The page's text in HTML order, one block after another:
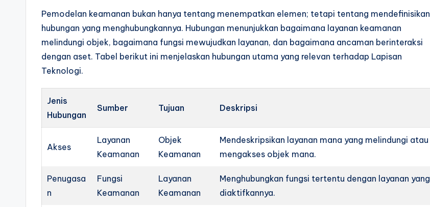
Pemodelan keamanan bukan hanya tentang menempatkan elemen; tetapi tentang mendefinisikan
hubungan yang menghubungkannya. Hubungan menunjukkan bagaimana layanan keamanan
melindungi objek, bagaimana fungsi mewujudkan layanan, dan bagaimana ancaman berinteraksi
dengan aset. Tabel berikut ini menjelaskan hubungan utama yang relevan terhadap Lapisan
Teknologi.
Jenis
Hubungan
Sumber Tujuan Deskripsi
Akses
Layanan
Keamanan
Objek
Keamanan
Mendeskripsikan layanan mana yang melindungi atau
mengakses objek mana.
Penugasa
n
Fungsi
Keamanan
Layanan
Keamanan
Menghubungkan fungsi tertentu dengan layanan yang
diaktifkannya.